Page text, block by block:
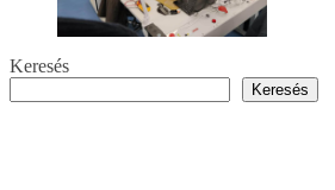
Keresés
Keresés